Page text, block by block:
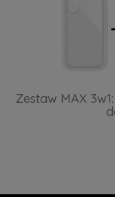
Zestaw MAX